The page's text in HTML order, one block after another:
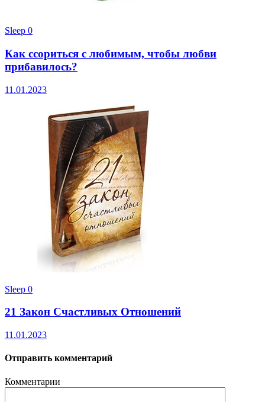
Sleep 0
Как ссориться с любимым, чтобы любви
прибавилось?
11.01.2023
Sleep 0
21 Закон Счастливых Отношений
11.01.2023
Отправить комментарий
Комментарии